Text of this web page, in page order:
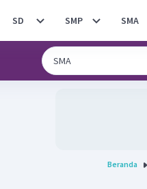
SD SMP SMA
Beranda